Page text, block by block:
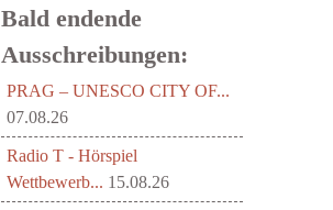
Bald endende
Ausschreibungen:
PRAG – UNESCO CITY OF...
07.08.26
Radio T - Hörspiel
Wettbewerb... 15.08.26